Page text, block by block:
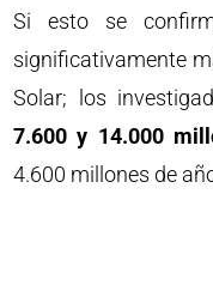
Si esto se
significativamente
Solar; los
7.600 y 14.000
4.600 millones de